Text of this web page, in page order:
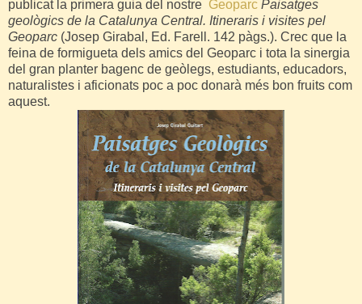
publicat la primera guia del nostre Geoparc Paisatges
geològics de la Catalunya Central. Itineraris i visites pel
Geoparc (Josep Girabal, Ed. Farell. 142 pàgs.). Crec que la
feina de formigueta dels amics del Geoparc i tota la sinergia
del gran planter bagenc de geòlegs, estudiants, educadors,
naturalistes i aficionats poc a poc donarà més bon fruits com
aquest.